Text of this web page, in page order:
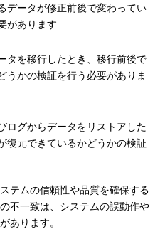
データが修正前後で変わってい
があります
タを移行したとき、移行前後で
うかの検証を行う必要がありま
ログからデータをリストアした
復元できているかどうかの検証
テムの信頼性や品質を確保する
不一致は、システムの誤動作や
あります。